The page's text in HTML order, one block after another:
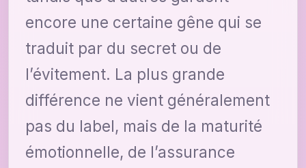
encore une certaine gêne qui se
traduit par du secret ou de
l’évitement. La plus grande
différence ne vient généralement
pas du label, mais de la maturité
émotionnelle, de l’assurance